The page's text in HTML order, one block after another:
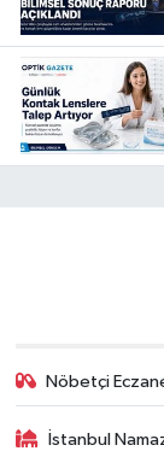
Nöbetçi
İstanbul